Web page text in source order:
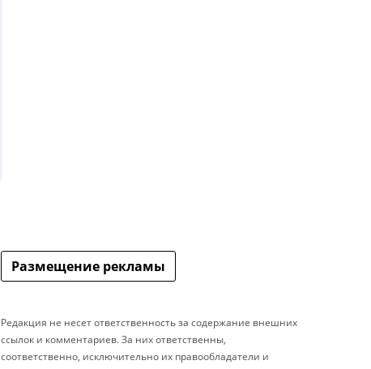
Размещение рекламы
Редакция не несет ответственность за содержание внешних
ссылок и комментариев. За них ответственны,
соответственно, исключительно их правообладатели и